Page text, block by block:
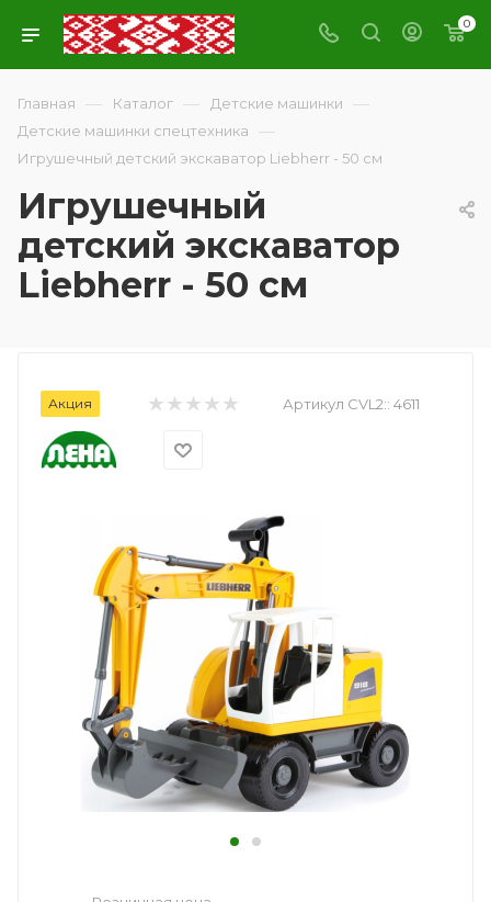
0
Главная — Каталог — Детские машинки —
Детские машинки спецтехника —
Игрушечный детский экскаватор Liebherr - 50 см
Игрушечный
детский экскаватор
Liebherr - 50 см
Акция Артикул CVL2:: 4611